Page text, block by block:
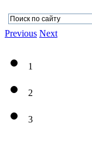
Previous Next
1
2
3